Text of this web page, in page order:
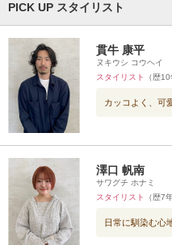
PICK UP スタイリスト
貫牛 康平
ヌキウシ コウヘイ
スタイリスト
（歴10
カッコよく、可
澤口 帆南
サワグチ ホナミ
スタイリスト
（歴7
日常に馴染む心